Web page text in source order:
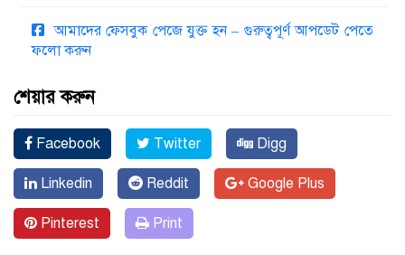
আমাদের ফেসবুক পেজে যুক্ত হন – গুরুত্বপূর্ণ আপডেট পেতে
ফলো করুন
শেয়ার করুন
Facebook Twitter Digg
Linkedin Reddit Google Plus
Pinterest Print